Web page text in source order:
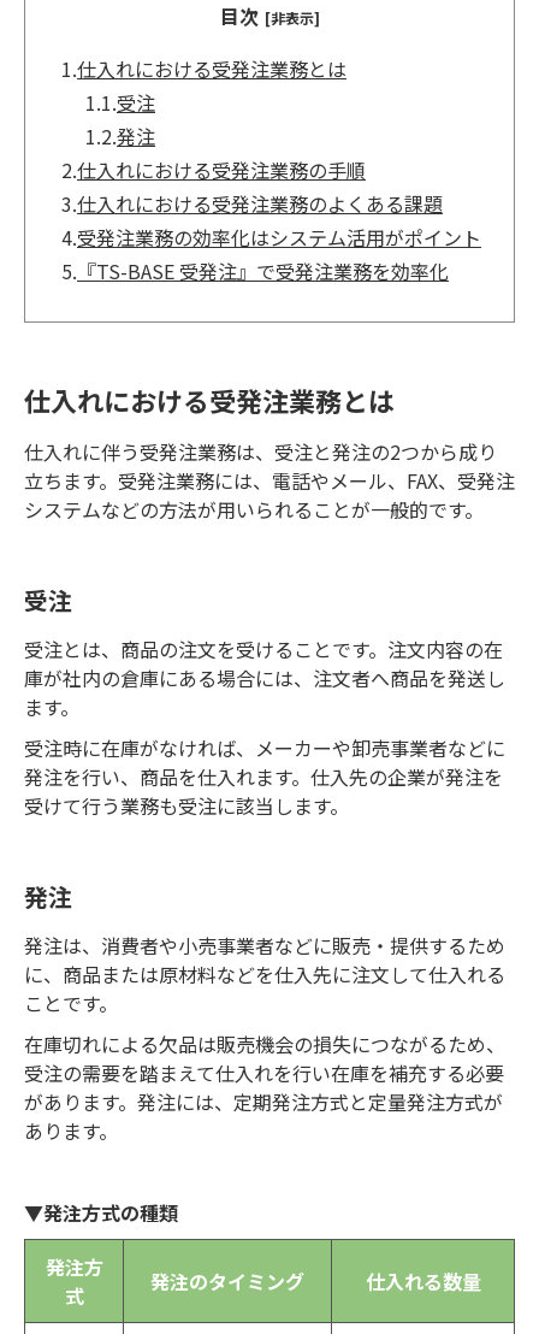
トについて解説します。
目次 [非表示]
1.仕入れにおける受発注業務とは
1.1.受注
1.2.発注
2.仕入れにおける受発注業務の手順
3.仕入れにおける受発注業務のよくある課題
4.受発注業務の効率化はシステム活用がポイント
5. 『TS-BASE 受発注』で受発注業務を効率化
仕入れにおける受発注業務とは
仕入れに伴う受発注業務は、受注と発注の2つから成り
立ちます。受発注業務には、電話やメール、FAX、受発注
システムなどの方法が用いられることが一般的です。
受注
受注とは、商品の注文を受けることです。注文内容の在
庫が社内の倉庫にある場合には、注文者へ商品を発送し
ます。
受注時に在庫がなければ、メーカーや卸売事業者などに
発注を行い、商品を仕入れます。仕入先の企業が発注を
受けて行う業務も受注に該当します。
発注
発注は、消費者や小売事業者などに販売・提供するため
に、商品または原材料などを仕入先に注文して仕入れる
ことです。
在庫切れによる欠品は販売機会の損失につながるため、
受注の需要を踏まえて仕入れを行い在庫を補充する必要
があります。発注には、定期発注方式と定量発注方式が
あります。
▼発注方式の種類
発注方
式
発注のタイミング 仕入れる数量